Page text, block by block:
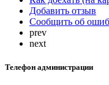
Добавить отзыв
Сообщить об
prev
next
Телефон администрации